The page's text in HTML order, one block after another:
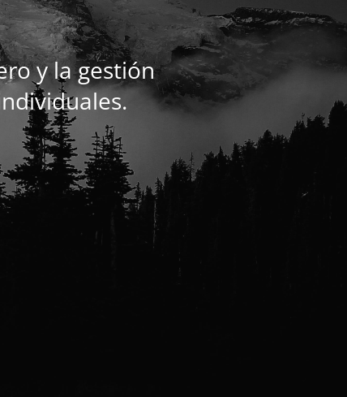
y la gestión